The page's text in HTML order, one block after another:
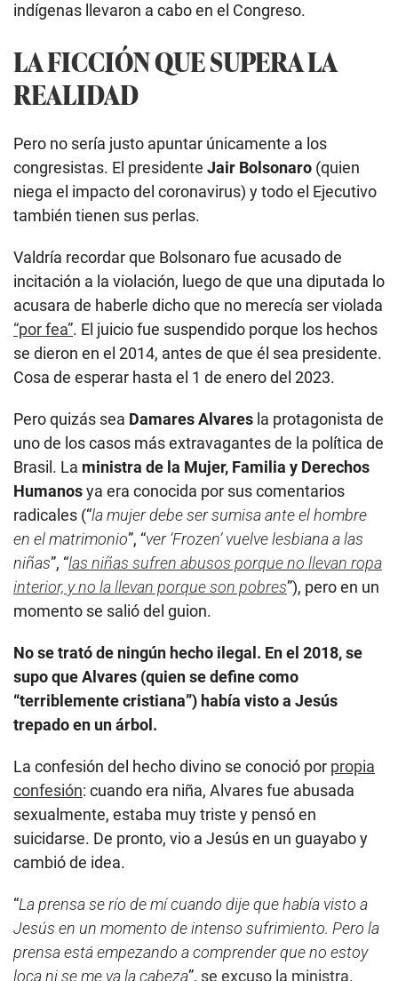
indígenas llevaron a cabo en el Congreso.
LA FICCIÓN QUE SUPERA LA
REALIDAD
Pero no sería justo apuntar únicamente a los
congresistas. El presidente Jair Bolsonaro (quien
niega el impacto del coronavirus) y todo el Ejecutivo
también tienen sus perlas.
Valdría recordar que Bolsonaro fue acusado de
incitación a la violación, luego de que una diputada lo
acusara de haberle dicho que no merecía ser violada
“por fea”. El juicio fue suspendido porque los hechos
se dieron en el 2014, antes de que él sea presidente.
Cosa de esperar hasta el 1 de enero del 2023.
Pero quizás sea Damares Alvares la protagonista de
uno de los casos más extravagantes de la política de
Brasil. La ministra de la Mujer, Familia y Derechos
Humanosya era conocida por sus comentarios
radicales (“la mujer debe ser sumisa ante el hombre
en el matrimonio”, “ver ‘Frozen’ vuelve lesbiana a las
niñas”, “las niñas sufren abusos porque no llevan ropa
interior, y no la llevan porque son pobres”), pero en un
momento se salió del guion.
No se trató de ningún hecho ilegal. En el 2018, se
supo que Alvares (quien se define como
“terriblemente cristiana”) había visto a Jesús
trepado en un árbol.
La confesión del hecho divino se conoció por propia
confesión: cuando era niña, Alvares fue abusada
sexualmente, estaba muy triste y pensó en
suicidarse. De pronto, vio a Jesús en un guayabo y
cambió de idea.
“La prensa se río de mí cuando dije que había visto a
Jesús en un momento de intenso sufrimiento. Pero la
prensa está empezando a comprender que no estoy
loca ni se me va la cabeza”, se excuso la ministra.